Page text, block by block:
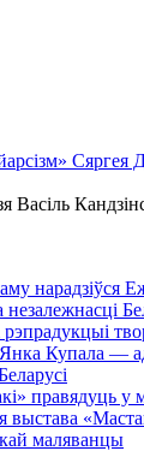
Сяргея
Васіль
нарадзіўся
рэпрадукцыі
Купала —
правядуць у
выстава
маляванцы